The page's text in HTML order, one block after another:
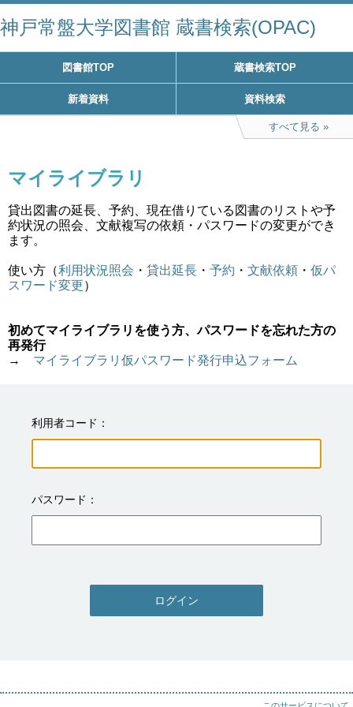
神戸常盤大学図書館 蔵書検索(OPAC)
図書館TOP 蔵書検索TOP
新着資料 資料検索
すべて見る
マイライブラリ
貸出図書の延長、予約、現在借りている図書のリストや予
約状況の照会、文献複写の依頼・パスワードの変更ができ
ます。
使い方（利用状況照会 ・ 貸出延長 ・ 予約 ・ 文献依頼 ・ 仮パ
スワード変更）
初めてマイライブラリを使う方、パスワードを忘れた方の
再発行
→ マイライブラリ仮パスワード発行申込フォーム
利用者コード
パスワード
ログイン